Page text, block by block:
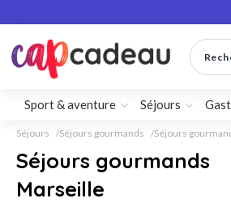
Sport & aventure Séjours
Séjours Séjours gourmands Séjours
Séjours gourmands
Marseille